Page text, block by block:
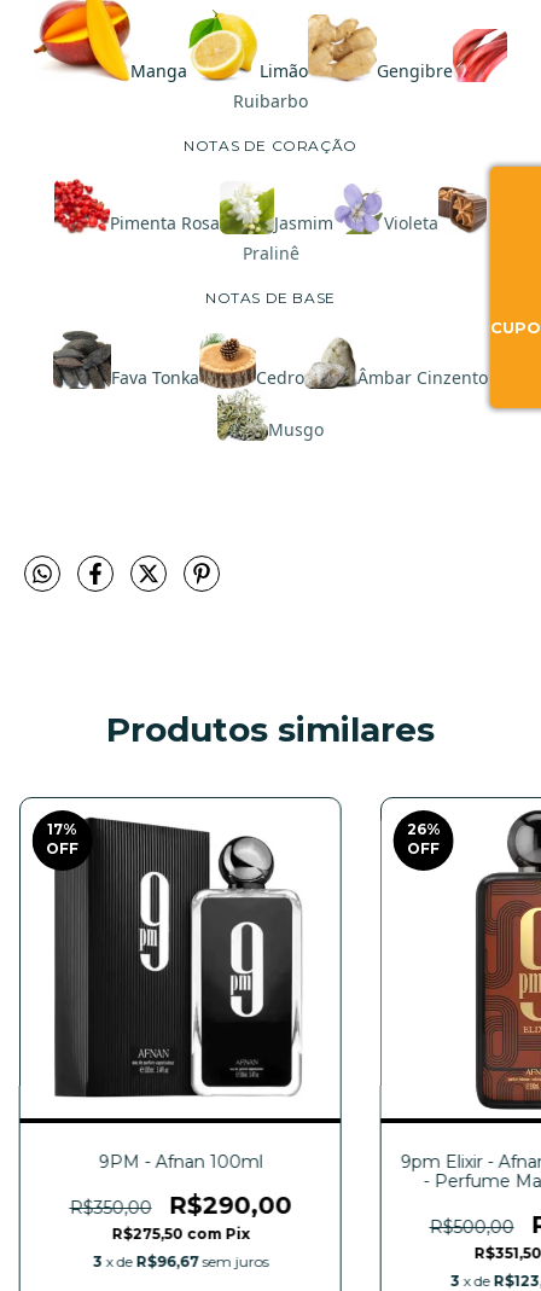
Manga Limão
Gengibre
Ruibarbo
NOTAS DE CORAÇÃO
Pimenta Rosa Jasmim
Violeta
Pralinê
NOTAS DE BASE
Fava Tonka Cedro Âmbar Cinzento
Musgo
Produtos similares
17%
OFF
9PM - Afnan 100ml
R$350,00 R$290,00
R$275,50 com Pix
3 x de R$96,67 sem juros
26%
OFF
9pm Elixir -
- Perfume
R$500,00
3 x de